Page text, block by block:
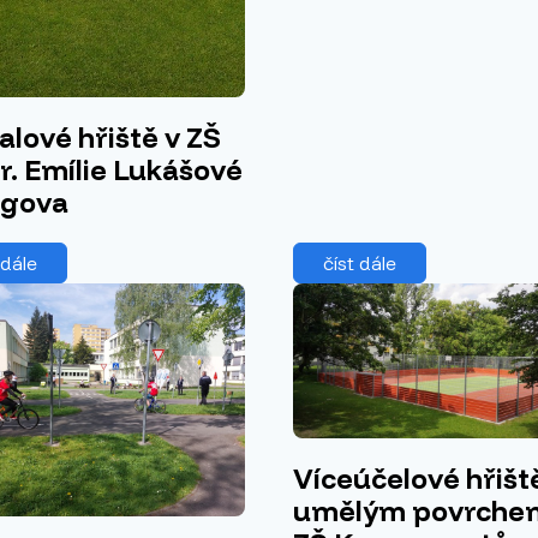
hřiště v ZŠ
Emílie Lukášové
číst dále
Víceúčelové
umělým